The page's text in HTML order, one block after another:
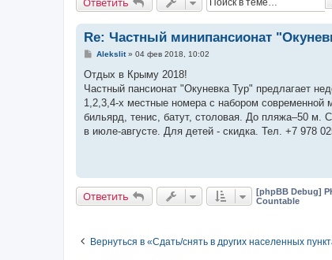
Re: Частный минипансионат
С
о
б
щ
е
и
е
Alekslit» 04 фев 2018, 10:02
Отдых в Крыму 2018!
Частный пансионат "Окуневка Тур" предлагает
1,2,3,4-х местные номера с набором
бильярд, тенис, батут, столовая. До пляжа–50 м.
в июле-августе. Для детей - скидка. Тел. +7 978
Ответить [phpBB Debug]
Countable
Вернуться в «Сдать/снять в других населенных